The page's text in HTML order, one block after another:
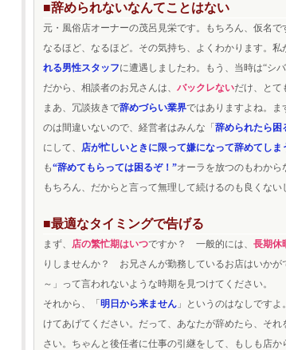
■辞められないなんてことはない
元・風俗店オーナーの茂呂見栄です。もちろん、仮名で
なるほど、なるほど。その気持ち、よくわかります。
れる男性スタッフに遭遇しましたわ。もう、当時は“シ
だから、相談者のお兄さんは、 バックレないだけ、とて
まあ、冗談抜きで辞めづらい業界ではありますよね。ま
のは間違いないので、経営者はみんな「 辞められたら困
にして、 店が忙しいときに限って嫌になって辞めてしま
も“辞めてもらっては困るぞ！”オーラを放つのもわから
もちろん、だからと言って無理して続けるのも良くない
■最適なタイミングで告げる
まず、 店の繁忙期はいつですか？ 一般的には、 長期休
りしませんか？ お兄さんが勤務しているお店はいかが
～」って言われないような時期を見つけてください。
それから、「 明日から来ません 」というのはなしですよ
けてあげてください。だって、あなたが辞めたら、そ
さい。ちゃんと後任者に仕事の引継をして、もしも店